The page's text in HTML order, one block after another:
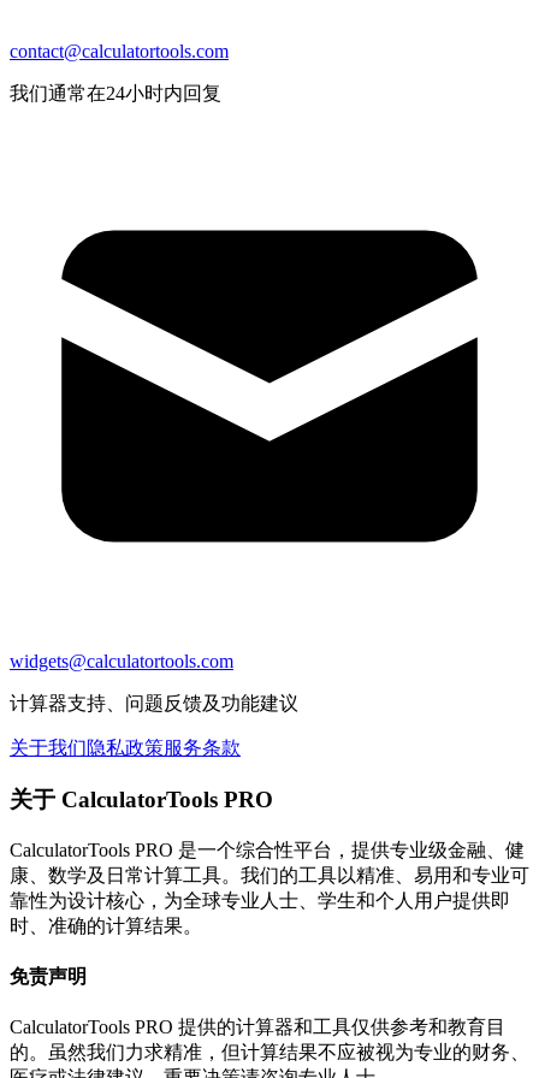
contact@calculatortools.com
我们通常在24小时内回复
widgets@calculatortools.com
计算器支持、问题反馈及功能建议
关于我们隐私政策服务条款
关于 CalculatorTools PRO
CalculatorTools PRO 是一个综合性平台，提供专业级金融、健
康、数学及日常计算工具。我们的工具以精准、易用和专业可
靠性为设计核心，为全球专业人士、学生和个人用户提供即
时、准确的计算结果。
免责声明
CalculatorTools PRO 提供的计算器和工具仅供参考和教育目
的。虽然我们力求精准，但计算结果不应被视为专业的财务、